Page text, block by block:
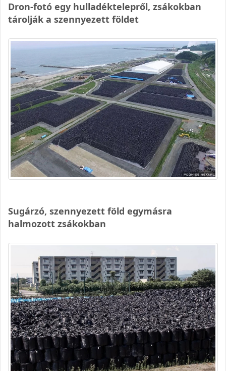
Dron-fotó egy hulladéktelepről, zsákokban
tárolják a szennyezett földet
Sugárzó, szennyezett föld egymásra
halmozott zsákokban